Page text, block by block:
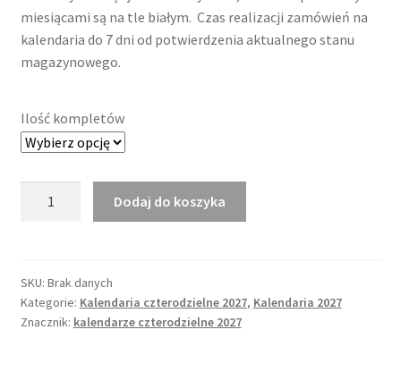
miesiącami są na tle białym. Czas realizacji zamówień na
kalendaria do 7 dni od potwierdzenia aktualnego stanu
magazynowego.
Ilość kompletów
Classic
Black
Dodaj do koszyka
SKU: Brak danych
Kategorie: Kalendaria czterodzielne 2027, Kalendaria 2027
Znacznik: kalendarze czterodzielne 2027